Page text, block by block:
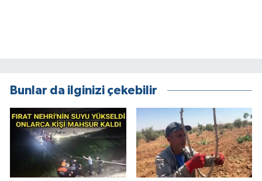
Bunlar da ilginizi çekebilir